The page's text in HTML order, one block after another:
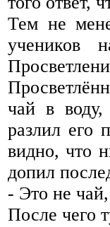
Тем не
учеников
чай в воду,
разлил его
видно, что
допил
- Это не
После чего